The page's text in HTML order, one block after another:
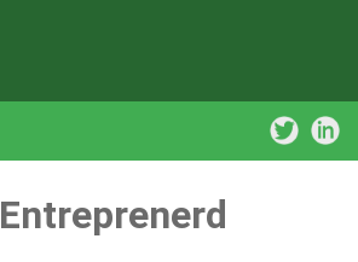
Entreprenerd